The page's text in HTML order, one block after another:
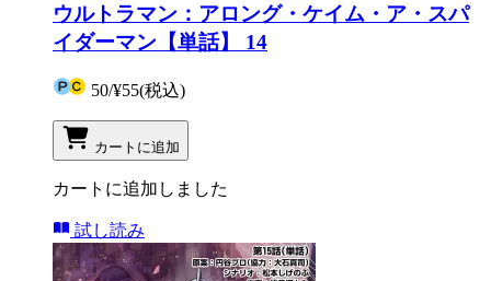
ウルトラマン：アロング・ケイム・ア・スパ
イダーマン【単話】 14
50/¥55(税込)
カートに追加
カートに追加しました
試し読み